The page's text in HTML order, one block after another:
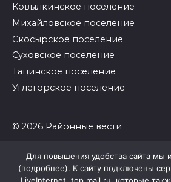
Ковылкинское поселение
Михайловское поселение
Скосырское поселение
Суховское поселение
Тацинское поселение
Углегорское поселение
© 2026 Районные вести
Для повышения удобства сайта мы
(подробнее). К сайту подключены